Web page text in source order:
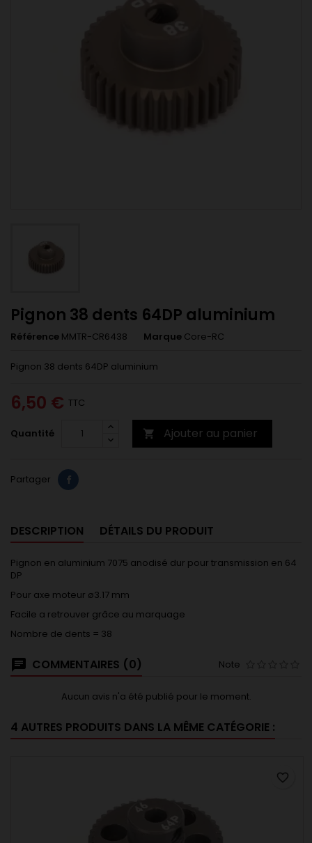
Pignon 38 dents 64DP aluminium
Référence MMTR-CR6438 Marque Core-RC
Pignon 38 dents 64DP aluminium
6,50 € TTC
Quantité  Ajouter au panier
Partager
DESCRIPTION DÉTAILS DU PRODUIT
Pignon en aluminium 7075 anodisé dur pour transmission en 64
DP
Pour axe moteur ø3.17 mm
Facile a retrouver grâce au marquage
Nombre de dents = 38
COMMENTAIRES (0) Note
Aucun avis n'a été publié pour le moment.
4 AUTRES PRODUITS DANS LA MÊME CATÉGORIE :
favorite_border